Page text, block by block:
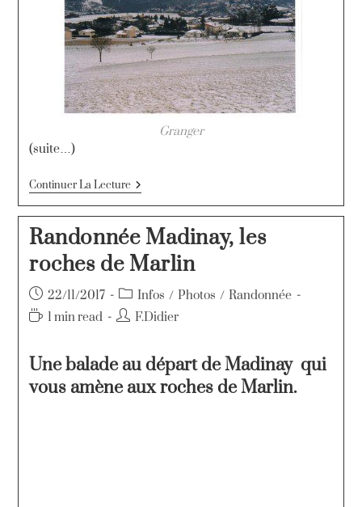
Granger
(suite…)
Continuer La Lecture
Randonnée Madinay, les
roches de Marlin
22/11/2017 Infos / Photos / Randonnée
1 min read
F.Didier
Une balade au départ de Madinay qui
vous amène aux roches de Marlin.